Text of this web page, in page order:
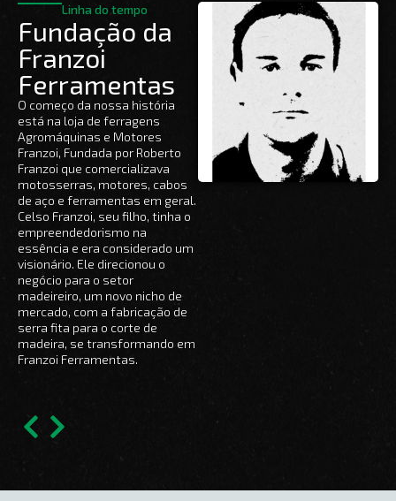
Linha do tempo
Fundação da
Franzoi
Ferramentas
O começo da nossa história
está na loja de ferragens
Agromáquinas e Motores
Franzoi, Fundada por Roberto
Franzoi que comercializava
motosserras, motores, cabos
de aço e ferramentas em geral.
Celso Franzoi, seu filho, tinha o
empreendedorismo na
essência e era considerado um
visionário. Ele direcionou o
negócio para o setor
madeireiro, um novo nicho de
mercado, com a fabricação de
serra fita para o corte de
madeira, se transformando em
Franzoi Ferramentas.